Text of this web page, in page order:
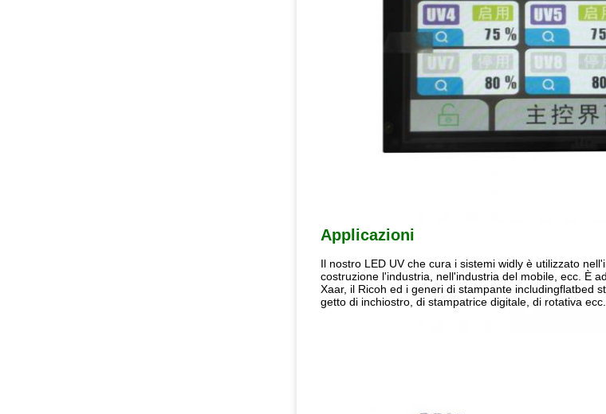
Applicazioni
Il nostro LED UV che cura i sistemi widly è utilizzato
costruzione l'industria, nell'industria del mobile, ecc. È
Xaar, il Ricoh ed i generi di stampante includingflatbed
getto di inchiostro, di stampatrice digitale, di rotativa ecc.